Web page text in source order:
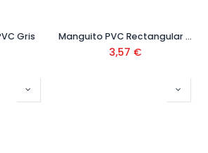
Gris Manguito PVC Rectangular 100x73
3,57 €